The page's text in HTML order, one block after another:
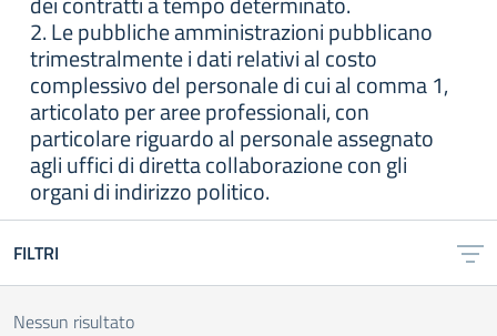
2. Le pubbliche amministrazioni pubblicano
trimestralmente i dati relativi al costo
complessivo del personale di cui al comma 1,
articolato per aree professionali, con
particolare riguardo al personale assegnato
agli uffici di diretta collaborazione con gli
organi di indirizzo politico.
FILTRI
Nessun risultato